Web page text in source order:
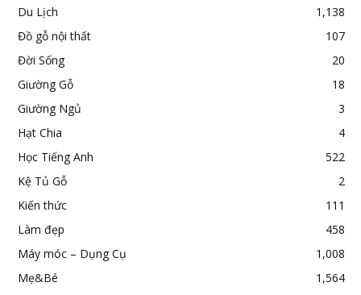
Du Lịch
1,138
Đồ gỗ nội thất
107
Đời Sống
20
Giường Gỗ
18
Giường Ngủ
3
Hạt Chia
4
Học Tiếng Anh
522
Kệ Tủ Gỗ
2
Kiến thức
111
Làm đẹp
458
Máy móc – Dụng Cụ
1,008
Mẹ&Bé
1,564